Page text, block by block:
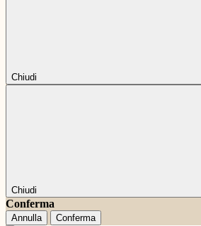
Chiudi
Chiudi
Conferma
Annulla Conferma